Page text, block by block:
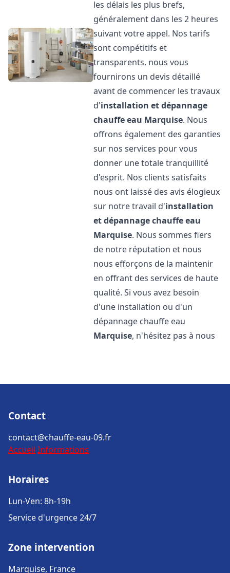
les délais les plus brefs,
généralement dans les 2 heures
suivant votre appel. Nos tarifs
sont compétitifs et
transparents, nous vous
fournirons un devis détaillé
avant de commencer les travaux
d'installation et dépannage
chauffe eau Marquise. Nous
offrons également des garanties
sur nos services pour vous
donner une totale tranquillité
d'esprit. Nos clients satisfaits
nous ont laissé des avis élogieux
sur notre travail d'installation
et dépannage chauffe eau
Marquise. Nous sommes fiers
de notre réputation et nous
nous efforçons de la maintenir
en offrant des services de haute
qualité. Si vous avez besoin
d'une installation ou d'un
dépannage chauffe eau
Marquise, n'hésitez pas à nous
Contact
contact@chauffe-eau-09.fr
Accueil Informations
Horaires
Lun-Ven: 8h-19h
Service d'urgence 24/7
Zone intervention
Marquise, France